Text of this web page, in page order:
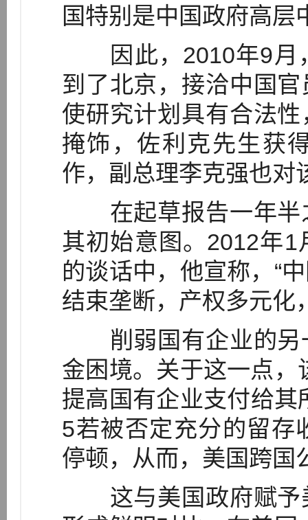
国特别是中国政府高层
因此，2010年9月
到了北京，接洽中国
使研究计划具有合法
掩饰，佐利克先生获
作，副总理李克强也对
在起草报告一年半
其初始意图。2012年
的谈话中，他宣称，“
结束垄断，产权多元化
削弱国有企业的另
金困境。关于这一点，
提高国有企业支付给
5若被否定充分的留存
停顿，从而，美国跨国
这与美国政府赋予